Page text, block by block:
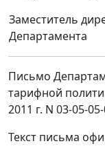
Заместитель
Департамента
Письмо
тарифной
2011 г. N 03-05-
Текст письма